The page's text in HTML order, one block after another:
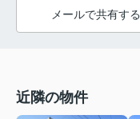
メールで共有する
近隣の物件